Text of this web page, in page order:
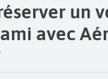
un
avec